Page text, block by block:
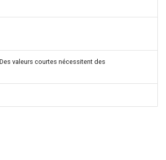
valeurs courtes nécessitent des